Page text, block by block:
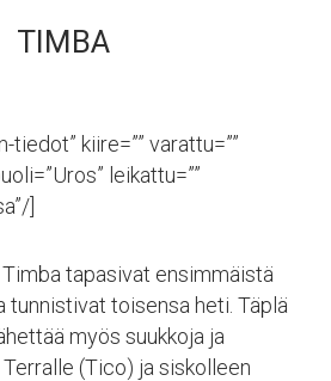
TIMBA
tiedot” kiire=”” varattu=””
leikattu=””
]
tapasivat ensimmäistä
tunnistivat toisensa heti. Täplä
myös suukkoja ja
(Tico) ja siskolleen